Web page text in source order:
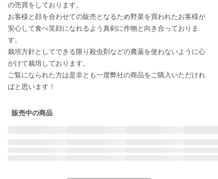
の売買をしております。
お客様と顔を合わせての販売となるため野菜を買われたお客様が
安心して食べ笑顔になれるよう真剣に作物と向き合っておりま
す。
栽培方針としてできる限り殺虫剤などの農薬を使わないように心
がけて栽培しております。
ご覧になられた方は是非とも一度弊社の商品をご購入いただけれ
ばと思います！
販売中の商品